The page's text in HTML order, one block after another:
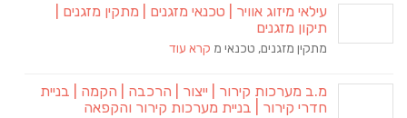
עילאי מיזוג אוויר | טכנאי מזגנים | מתקין מזגנים |
תיקון מזגנים
מתקין מזגנים, טכנאי מ קרא עוד
מ.ב מערכות קירור | ייצור | הרכבה | הקמה | בניית
חדרי קירור | בניית מערכות קירור והקפאה